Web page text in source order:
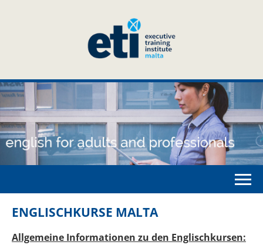
ENGLISCHKURSE MALTA
Allgemeine Informationen zu den Englischkursen: